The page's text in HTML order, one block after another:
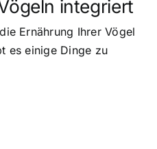
integriert
Ernährung Ihrer Vögel
es einige Dinge zu